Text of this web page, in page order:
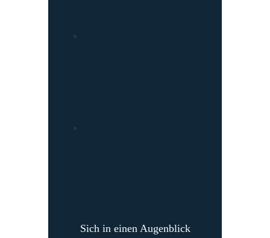
Sich in einen Augenblick